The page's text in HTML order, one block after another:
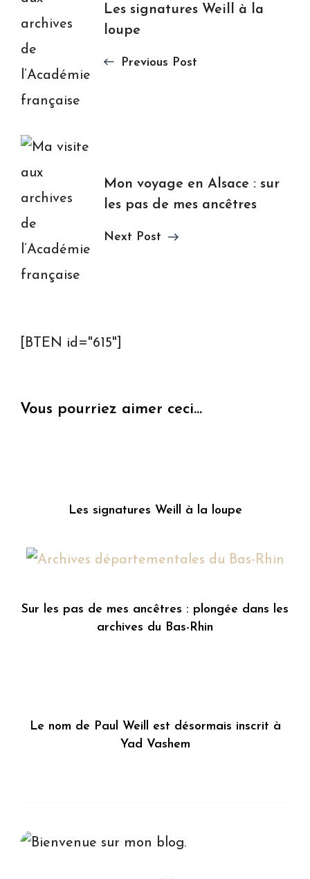
Navigation
Les signatures Weill à la
loupe
Previous Post
Mon voyage en Alsace : sur
les pas de mes ancêtres
Next Post
[BTEN id="615"]
Vous pourriez aimer ceci...
Les signatures Weill à la loupe
Sur les pas de mes ancêtres : plongée dans les
archives du Bas-Rhin
Le nom de Paul Weill est désormais inscrit à
Yad Vashem